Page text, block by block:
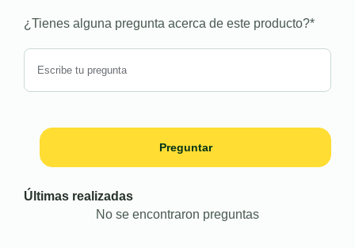
¿Tienes alguna pregunta acerca de este producto?*
Preguntar
Últimas realizadas
No se encontraron preguntas